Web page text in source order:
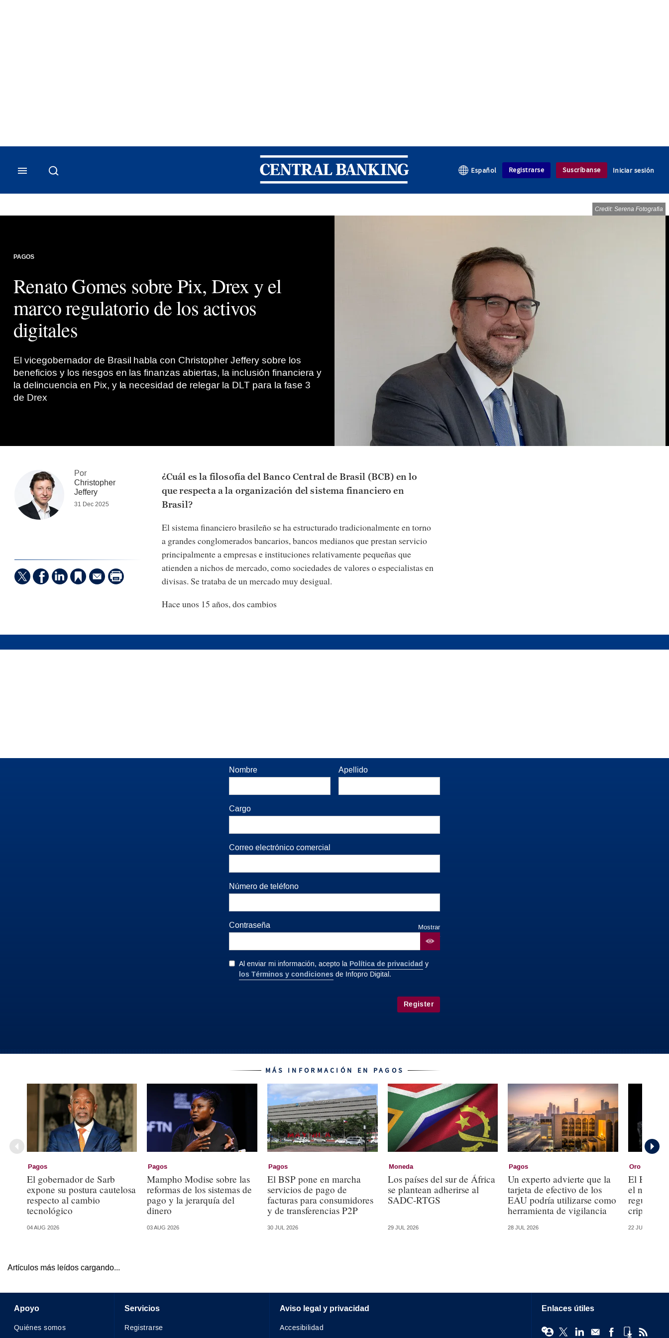
Central Banking
Español Registrarse Suscríbanse Iniciar sesión
PAGOS
Renato Gomes sobre Pix, Drex y el
marco regulatorio de los activos
digitales
El vicegobernador de Brasil habla con Christopher Jeffery sobre los
beneficios y los riesgos en las finanzas abiertas, la inclusión financiera y
la delincuencia en Pix, y la necesidad de relegar la DLT para la fase 3
de Drex
Credit: Serena Fotografia
Por
Christopher
Jeffery
31 Dec 2025
¿Cuál es la filosofía del Banco Central de Brasil (BCB) en lo
que respecta a la organización del sistema financiero en
Brasil?
El sistema financiero brasileño se ha estructurado tradicionalmente en torno
a grandes conglomerados bancarios, bancos medianos que prestan servicio
principalmente a empresas e instituciones relativamente pequeñas que
atienden a nichos de mercado, como sociedades de valores o especialistas en
divisas. Se trataba de un mercado muy desigual.
Hace unos 15 años, dos cambios
Nombre Apellido
Cargo
Correo electrónico comercial
Número de teléfono
Contraseña
Mostrar
contraseña
Al enviar mi información, acepto la Política de privacidad y
los Términos y condicionesde Infopro Digital.
Register
MÁS INFORMACIÓN EN PAGOS
Pagos
El gobernador de Sarb
expone su postura cautelosa
respecto al cambio
tecnológico
04 AUG 2026
Pagos
Mampho Modise sobre las
reformas de los sistemas de
pago y la jerarquía del
dinero
03 AUG 2026
Pagos
El BSP pone en marcha
servicios de pago de
facturas para consumidores
y de transferencias P2P
30 JUL 2026
Moneda
Los países del sur de África
se plantean adherirse al
SADC-RTGS
29 JUL 2026
Pagos
Un experto advierte que la
tarjeta de efectivo de los
EAU podría utilizarse como
herramienta de vigilancia
28 JUL 2026
Oro
El Banco
el nuevo
22 JUL 2026
Artículos más leídos cargando...
Apoyo
Quiénes somos
Servicios
Registrarse
Aviso legal y privacidad
Accesibilidad
Enlaces útiles